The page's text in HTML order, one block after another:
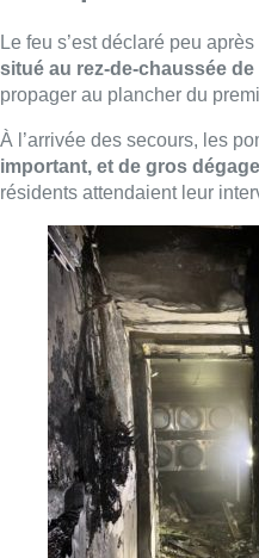
Le départ de feu se situe
lavoir situé au rez-de-
L’immeuble estdésormais
dégâts au bâtiment.